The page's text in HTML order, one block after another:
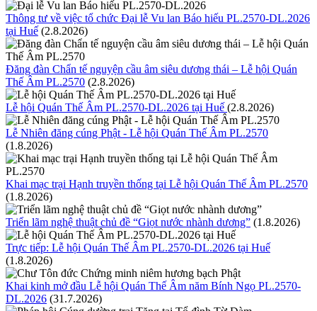
Thông tư về việc tổ chức Đại lễ Vu lan Báo hiếu PL.2570-DL.2026
tại Huế (2.8.2026)
Đăng đàn Chẩn tế nguyện cầu âm siêu dương thái – Lễ hội Quán
Thế Âm PL.2570 (2.8.2026)
Lễ hội Quán Thế Âm PL.2570-DL.2026 tại Huế (2.8.2026)
Lễ Nhiên đăng cúng Phật - Lễ hội Quán Thế Âm PL.2570
(1.8.2026)
Khai mạc trại Hạnh truyền thống tại Lễ hội Quán Thế Âm PL.2570
(1.8.2026)
Triển lãm nghệ thuật chủ đề “Giọt nước nhành dương” (1.8.2026)
Trực tiếp: Lễ hội Quán Thế Âm PL.2570-DL.2026 tại Huế
(1.8.2026)
Khai kinh mở đầu Lễ hội Quán Thế Âm năm Bính Ngọ PL.2570-
DL.2026 (31.7.2026)